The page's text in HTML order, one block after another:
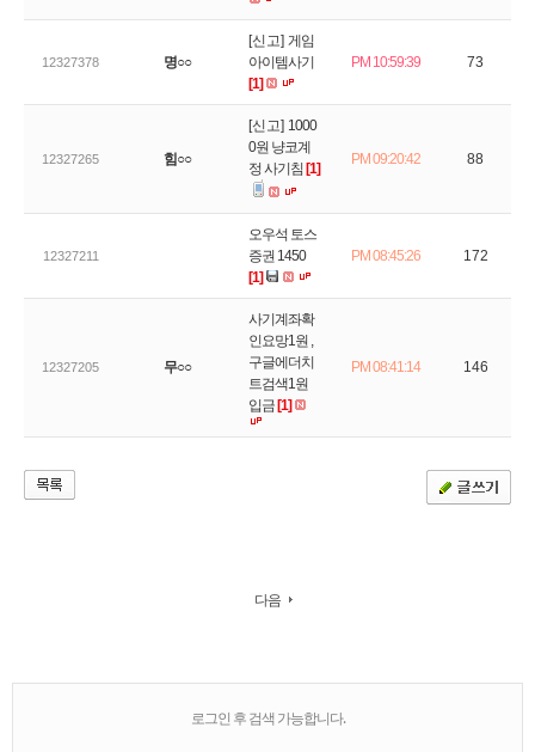
12327378 명○○
[신고] 게임
아이템사기
[1]
PM 10:59:39 73
12327265 힘○○
[신고] 1000
0원 냥코계
정 사기침 [1]
PM 09:20:42 88
12327211
오우석 토스
증권 1450
[1]
PM 08:45:26 172
12327205 무○○
사기계좌확
인요망1원 ,
구글에더치
트검색1원
입금 [1]
PM 08:41:14 146
다음
로그인 후 검색 가능합니다.